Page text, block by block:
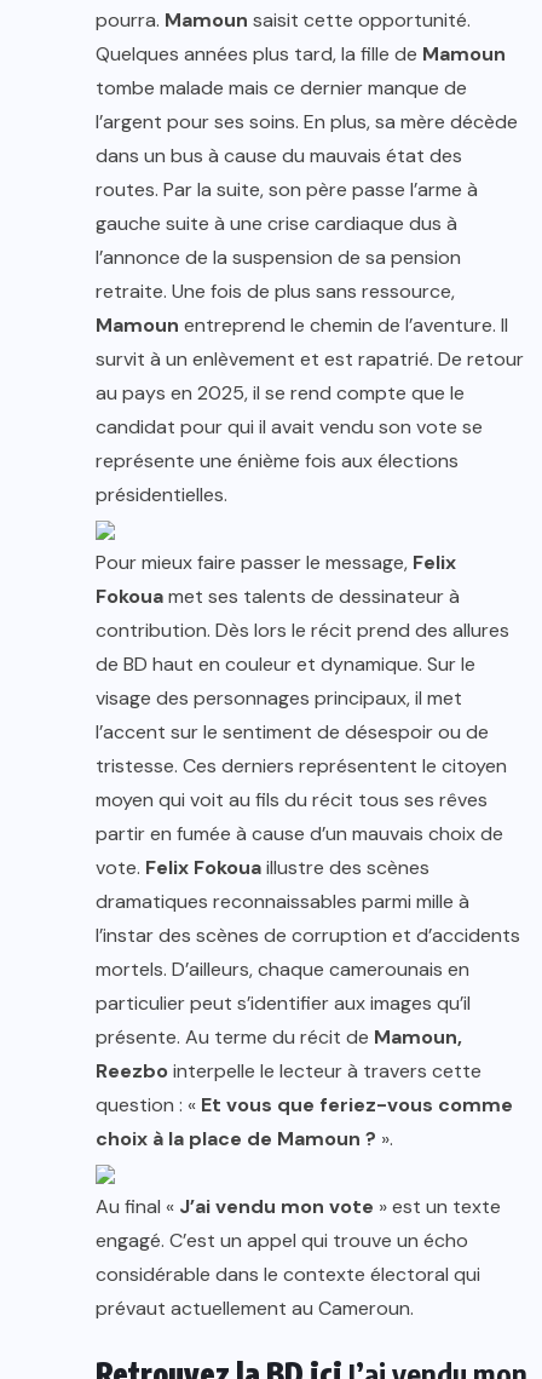
pourra. Mamoun saisit cette opportunité.
Quelques années plus tard, la fille de Mamoun
tombe malade mais ce dernier manque de
l’argent pour ses soins. En plus, sa mère décède
dans un bus à cause du mauvais état des
routes. Par la suite, son père passe l’arme à
gauche suite à une crise cardiaque dus à
l’annonce de la suspension de sa pension
retraite. Une fois de plus sans ressource,
Mamoun entreprend le chemin de l’aventure. Il
survit à un enlèvement et est rapatrié. De retour
au pays en 2025, il se rend compte que le
candidat pour qui il avait vendu son vote se
représente une énième fois aux élections
présidentielles.
Pour mieux faire passer le message, Felix
Fokouamet ses talents de dessinateur à
contribution. Dès lors le récit prend des allures
de BD haut en couleur et dynamique. Sur le
visage des personnages principaux, il met
l’accent sur le sentiment de désespoir ou de
tristesse. Ces derniers représentent le citoyen
moyen qui voit au fils du récit tous ses rêves
partir en fumée à cause d’un mauvais choix de
vote. Felix Fokouaillustre des scènes
dramatiques reconnaissables parmi mille à
l’instar des scènes de corruption et d’accidents
mortels. D’ailleurs, chaque camerounais en
particulier peut s’identifier aux images qu’il
présente. Au terme du récit de Mamoun,
Reezbointerpelle le lecteur à travers cette
question : « Et vous que feriez-vous comme
choix à la place de Mamoun ? ».
Au final « J’ai vendu mon vote » est un texte
engagé. C’est un appel qui trouve un écho
considérable dans le contexte électoral qui
prévaut actuellement au Cameroun.